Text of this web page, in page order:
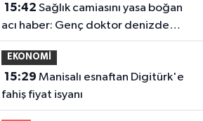
15:42
acı haber: Genç doktor denizde
boğuldu
EKONOMİ
15:29
fahiş fiyat isyanı